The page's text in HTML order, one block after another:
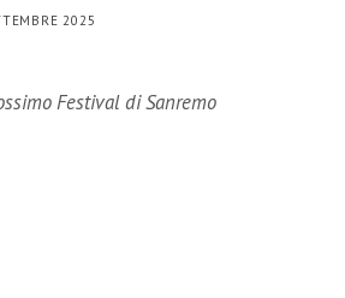
2025
Festival di Sanremo